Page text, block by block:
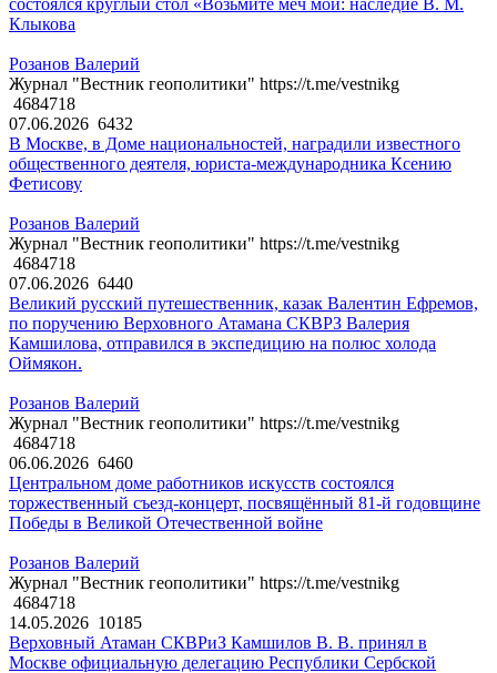
состоялся круглый стол «Возьмите меч мой: наследие В. М.
Клыкова
Розанов Валерий
Журнал "Вестник геополитики" https://t.me/vestnikg
4684718
07.06.2026 6432
В Москве, в Доме национальностей, наградили известного
общественного деятеля, юриста-международника Ксению
Фетисову
Розанов Валерий
Журнал "Вестник геополитики" https://t.me/vestnikg
4684718
07.06.2026 6440
Великий русский путешественник, казак Валентин Ефремов,
по поручению Верховного Атамана СКВРЗ Валерия
Камшилова, отправился в экспедицию на полюс холода
Оймякон.
Розанов Валерий
Журнал "Вестник геополитики" https://t.me/vestnikg
4684718
06.06.2026 6460
Центральном доме работников искусств состоялся
торжественный съезд-концерт, посвящённый 81-й годовщине
Победы в Великой Отечественной войне
Розанов Валерий
Журнал "Вестник геополитики" https://t.me/vestnikg
4684718
14.05.2026 10185
Верховный Атаман СКВРиЗ Камшилов В. В. принял в
Москве официальную делегацию Республики Сербской